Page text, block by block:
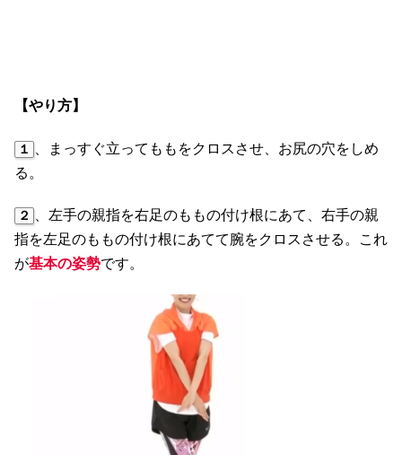
【やり方】
１ 、まっすぐ立ってももをクロスさせ、お尻の穴をしめ
る。
２ 、左手の親指を右足のももの付け根にあて、右手の親
指を左足のももの付け根にあてて腕をクロスさせる。これ
が基本の姿勢です。